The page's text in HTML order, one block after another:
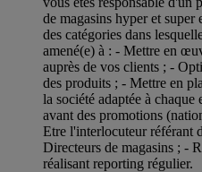
de magasins hyper et
des catégories dans
amené(e) à : - Mettre en
auprès de vos clients ; -
des produits ; - Mettre en
la société adaptée à
avant des promotions
Etre l'interlocuteur référant
Directeurs de magasins ; -
réalisant reporting régulier.